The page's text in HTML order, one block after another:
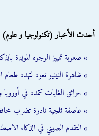
أحدث الأخبار (تكنولوجيا و علوم)
» صعوبة تمييز الوجوه المولدة
» ظاهرة النينيو تعود لتهدد طعام
» حرائق الغابات تتمدد في أوروبا
» عاصفة ثلجية نادرة تضرب
» التقدم الصيني في الذكاء